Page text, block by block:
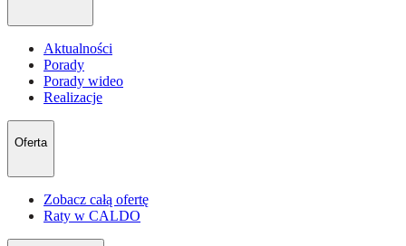
Aktualności
Porady
Porady wideo
Realizacje
Oferta
Zobacz całą ofertę
Raty w CALDO